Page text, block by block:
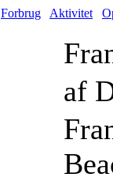
Forbrug Aktivitet
af